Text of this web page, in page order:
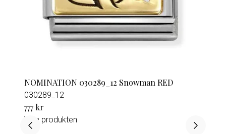
NOMINATION 030289_12 Snowman RED
030289_12
777 kr
Visa produkten